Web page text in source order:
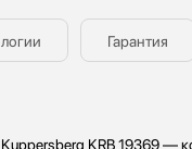
Гарантия
KRB 19369 —